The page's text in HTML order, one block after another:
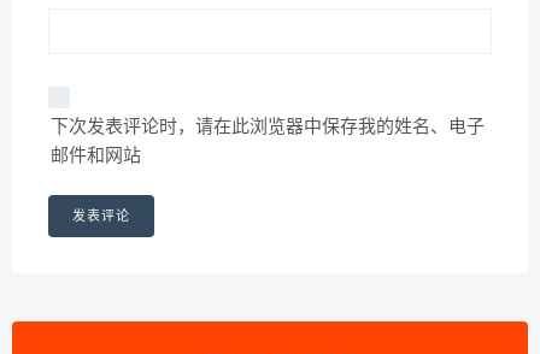
下次发表评论时，请在此浏览器中保存我的姓名、电子
邮件和网站